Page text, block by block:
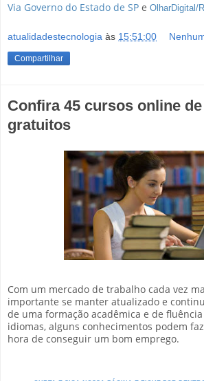
Via Governo do Estado de SP e OlharDigital/
atualidadestecnologia às 15:51:00
Compartilhar
Confira 45 cursos online
gratuitos
Com um mercado de trabalho cada vez
importante se manter atualizado e
de uma formação acadêmica e de
idiomas, alguns conhecimentos podem
hora de conseguir um bom emprego.